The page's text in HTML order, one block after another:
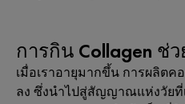
การกิน Collagen ช่ว
เมื่อเราอายุมากขึ้น การผลิต
ลง ซึ่งนำไปสู่สัญญาณแห่งวัยที่